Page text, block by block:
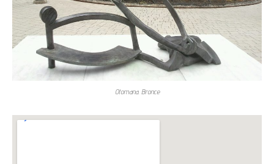
Otomana. Bronce